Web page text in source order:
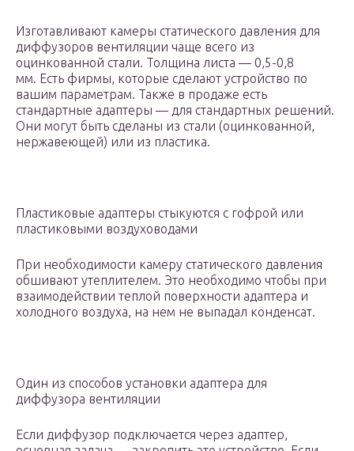
Изготавливают камеры статического давления для
диффузоров вентиляции чаще всего из
оцинкованной стали. Толщина листа — 0,5-0,8
мм. Есть фирмы, которые сделают устройство по
вашим параметрам. Также в продаже есть
стандартные адаптеры — для стандартных решений.
Они могут быть сделаны из стали (оцинкованной,
нержавеющей) или из пластика.
Пластиковые адаптеры стыкуются с гофрой или
пластиковыми воздуховодами
При необходимости камеру статического давления
обшивают утеплителем. Это необходимо чтобы при
взаимодействии теплой поверхности адаптера и
холодного воздуха, на нем не выпадал конденсат.
Один из способов установки адаптера для
диффузора вентиляции
Если диффузор подключается через адаптер,